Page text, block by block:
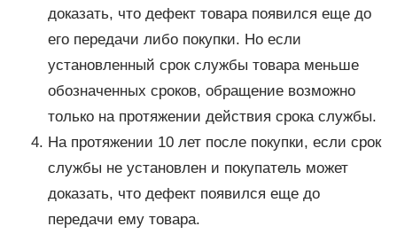
доказать, что дефект товара появился еще до
его передачи либо покупки. Но если
установленный срок службы товара меньше
обозначенных сроков, обращение возможно
только на протяжении действия срока службы.
На протяжении 10 лет после покупки, если срок
службы не установлен и покупатель может
доказать, что дефект появился еще до
передачи ему товара.